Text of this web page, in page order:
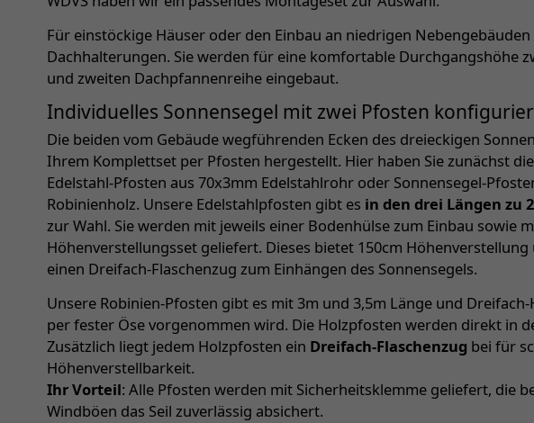
Für einstöckige Häuser oder den Einbau an niedrigen
Dachhalterungen. Sie werden für eine komfortable Durchgangshöhe
und zweiten Dachpfannenreihe eingebaut.
Individuelles Sonnensegel mit zwei Pfosten
Die beiden vom Gebäude wegführenden Ecken des dreieckigen
Ihrem Komplettset per Pfosten hergestellt. Hier haben Sie zunächst
Edelstahl-Pfosten aus 70x3mm Edelstahlrohr oder Sonnensegel-
Robinienholz. Unsere Edelstahlpfosten gibt es in den drei Längen zu
zur Wahl. Sie werden mit jeweils einer Bodenhülse zum Einbau sowie
Höhenverstellungsset geliefert. Dieses bietet 150cm Höhenverstellung
einen Dreifach-Flaschenzug zum Einhängen des Sonnensegels.
Unsere Robinien-Pfosten gibt es mit 3m und 3,5m Länge und
per fester Öse vorgenommen wird. Die Holzpfosten werden direkt in
Zusätzlich liegt jedem Holzpfosten ein Dreifach-Flaschenzug bei für
Höhenverstellbarkeit.
Ihr Vorteil: Alle Pfosten werden mit Sicherheitsklemme geliefert, die
Windböen das Seil zuverlässig absichert.